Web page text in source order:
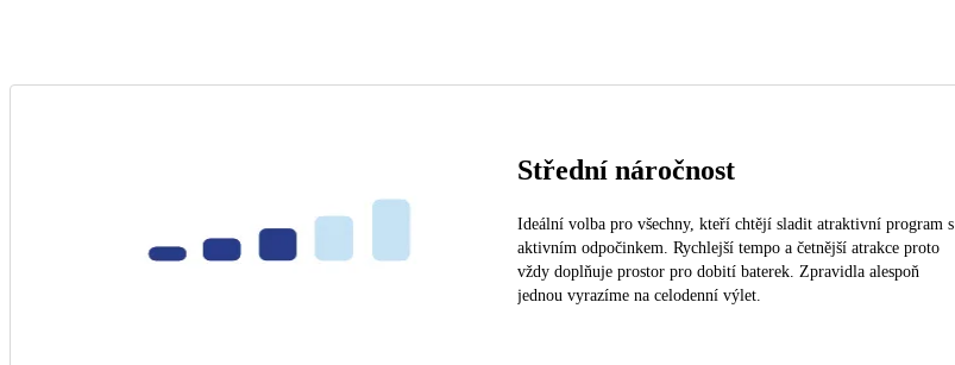
Střední náročnost
Ideální volba pro všechny, kteří chtějí sladit atraktivní program s
aktivním odpočinkem. Rychlejší tempo a četnější atrakce proto
vždy doplňuje prostor pro dobití baterek. Zpravidla alespoň
jednou vyrazíme na celodenní výlet.